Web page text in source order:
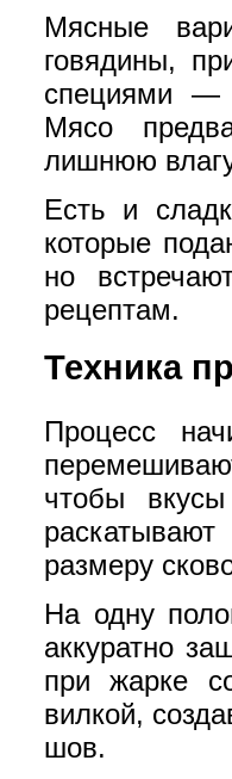
Мясные
говядины,
специями —
Мясо
лишнюю
Есть и
которые
но
рецептам.
Техника
Процесс
чтобы
размеру
На одну
аккуратно
при жарке
вилкой,
шов.